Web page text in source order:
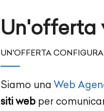
Un'offerta
UN'OFFERTA
Siamo una Web
siti web per